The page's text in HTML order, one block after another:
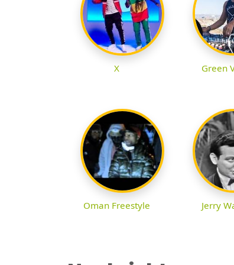
X Green
Oman Freestyle Jerry